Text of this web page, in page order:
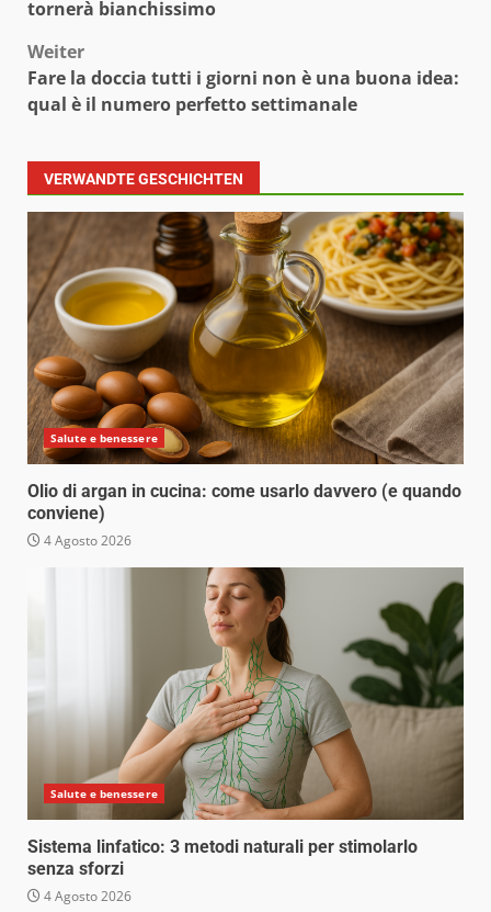
tornerà bianchissimo
Weiter
Fare la doccia tutti i giorni non è una buona idea:
qual è il numero perfetto settimanale
VERWANDTE GESCHICHTEN
Salute e benessere
Olio di argan in cucina: come usarlo davvero (e quando
conviene)
4 Agosto 2026
Salute e benessere
Sistema linfatico: 3 metodi naturali per stimolarlo
senza sforzi
4 Agosto 2026